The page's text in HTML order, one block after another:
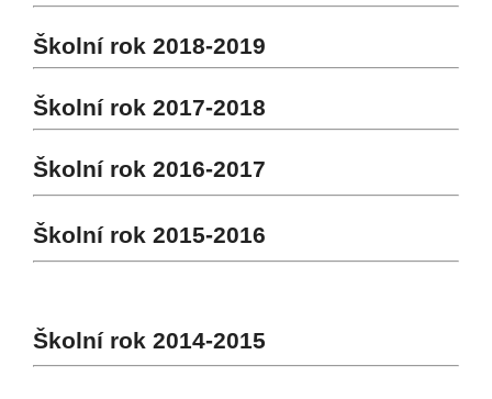
Školní rok 2018-2019
Školní rok 2017-2018
Školní rok 2016-2017
Školní rok 2015-2016
Školní rok 2014-2015